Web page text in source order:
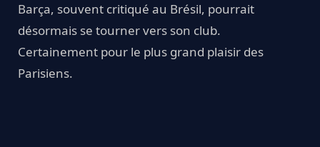
Barça, souvent critiqué au Brésil, pourrait
désormais se tourner vers son club.
Certainement pour le plus grand plaisir des
Parisiens.